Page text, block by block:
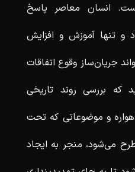
انسان معاصر پاسخ
و تنها آموزش و افزایش
جریان‌ساز وقوع اتفاقات
که بررسی روند تاریخی
و موضوعاتی که تحت
می‌شود، منجر به ایجاد